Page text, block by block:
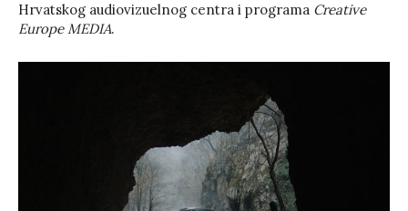
Hrvatskog audiovizuelnog centra i programa Creative
Europe MEDIA.